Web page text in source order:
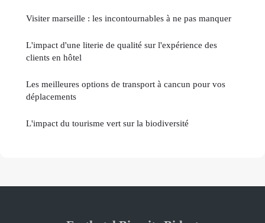
Visiter marseille : les incontournables à ne pas manquer
L'impact d'une literie de qualité sur l'expérience des
clients en hôtel
Les meilleures options de transport à cancun pour vos
déplacements
L'impact du tourisme vert sur la biodiversité